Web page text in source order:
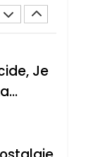
Je
De